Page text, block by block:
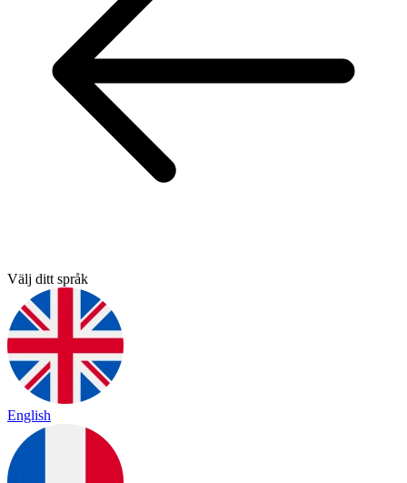
Välj ditt språk
English